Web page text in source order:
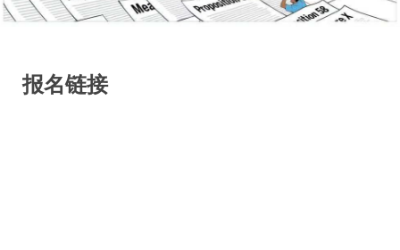
报名链接